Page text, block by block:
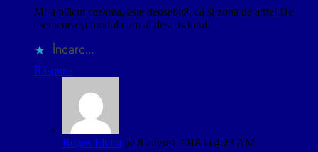
Mi-a plăcut cazarea, este deosebită, ca şi zona de altfel.De
asemenea şi modul cum ai descris totul.
Încarc...
Răspuns
Bogos Elvira pe 8 august 2018 la 4:23 AM